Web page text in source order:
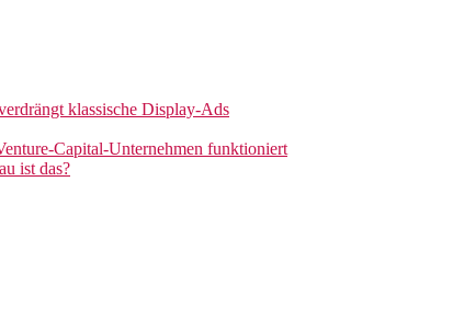
klassische Display-Ads
Capital-Unternehmen funktioniert
ist das?